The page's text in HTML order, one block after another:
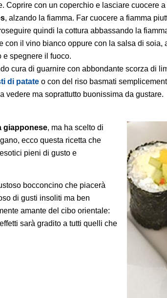
Coprire con un coperchio e lasciare cuocere
, alzando la fiamma. Far cuocere a fiamma
quindi la cottura abbassando la
con il vino bianco oppure con la salsa di
e spegnere il fuoco.
cura di guarnire con abbondante scorza di
di patate o con del riso basmati
vedere ma soprattutto buonissima da gustare.
giapponese, ma ha scelto di
ecco questa ricetta che
pieni di gusto e
bocconcino che piacerà
di gusti insoliti ma ben
amante del cibo orientale:
sarà gradito a tutti quelli che